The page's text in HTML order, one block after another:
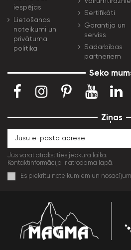
iespējas
Lietošanas
noteikumi un
privātuma
politika
Sertifikāti
Garantija un
serviss
Sadarbības
partneriem
Seko
Ziņas
Jūs varat atrakstīties jebkurā laikā.
Kontaktinformācija ir atrodama lapā.
Es piekrītu noteikumiem un